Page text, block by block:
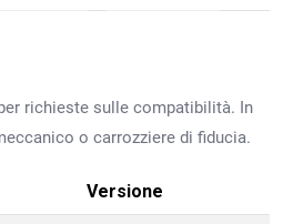
richieste sulle compatibilità. In
o carrozziere di fiducia.
Versione